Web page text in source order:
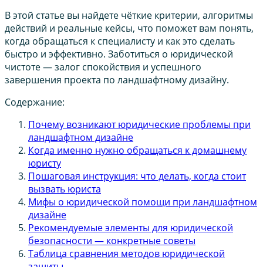
В этой статье вы найдете чёткие критерии, алгоритмы
действий и реальные кейсы, что поможет вам понять,
когда обращаться к специалисту и как это сделать
быстро и эффективно. Заботиться о юридической
чистоте — залог спокойствия и успешного
завершения проекта по ландшафтному дизайну.
Содержание:
Почему возникают юридические проблемы при
ландшафтном дизайне
Когда именно нужно обращаться к домашнему
юристу
Пошаговая инструкция: что делать, когда стоит
вызвать юриста
Мифы о юридической помощи при ландшафтном
дизайне
Рекомендуемые элементы для юридической
безопасности — конкретные советы
Таблица сравнения методов юридической